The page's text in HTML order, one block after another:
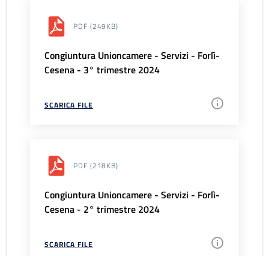
PDF (249KB)
Congiuntura Unioncamere - Servizi - Forlì-
Cesena - 3° trimestre 2024
SCARICA FILE
PDF (218KB)
Congiuntura Unioncamere - Servizi - Forlì-
Cesena - 2° trimestre 2024
SCARICA FILE